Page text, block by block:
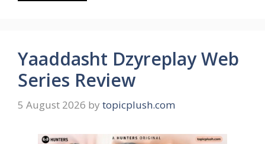
Yaaddasht Dzyreplay Web
Series Review
5 August 2026 by topicplush.com